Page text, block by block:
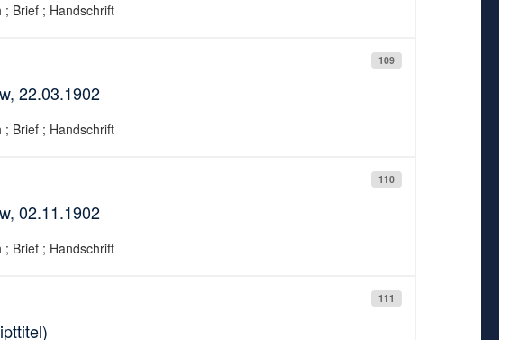
Brief ; Handschrift
109
22.03.1902
Brief ; Handschrift
110
02.11.1902
Brief ; Handschrift
111